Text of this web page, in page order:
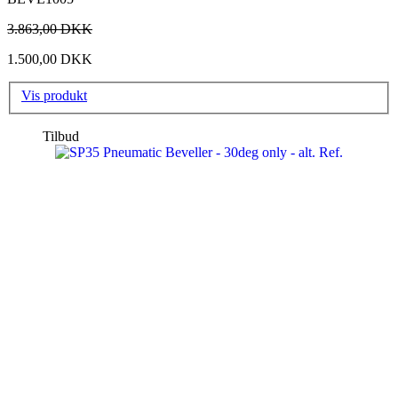
3.863,00 DKK
1.500,00 DKK
Vis produkt
Tilbud